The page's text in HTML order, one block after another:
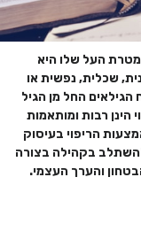
מטרת העל שלו היא
שכלית, נפשית או
החל מן הגיל
רבות ומותאמות
הריפוי בעיסוק
להשתלב בקהילה בצורה
והערך העצמי.